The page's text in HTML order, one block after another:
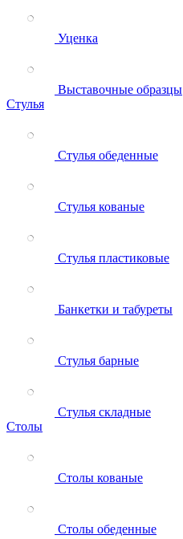
Уценка
Выставочные образцы
Стулья
Стулья обеденные
Стулья кованые
Стулья пластиковые
Банкетки и табуреты
Стулья барные
Стулья складные
Столы
Столы кованые
Столы обеденные